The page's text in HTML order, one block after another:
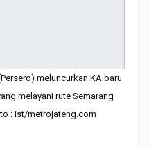
meluncurkan KA baru
melayani rute Semarang
: ist/metrojateng.com